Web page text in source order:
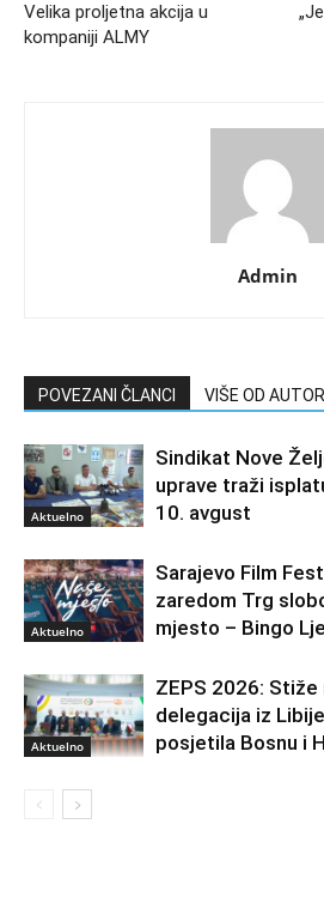
Velika proljetna akcija u
kompaniji ALMY
Admin
POVEZANI ČLANCI VIŠE OD
Aktuelno
Sindikat Nove
uprave traži
10. avgust
Aktuelno
Sarajevo Film
zaredom Trg
mjesto – Bingo
Aktuelno
ZEPS 2026:
delegacija iz
posjetila Bosnu i